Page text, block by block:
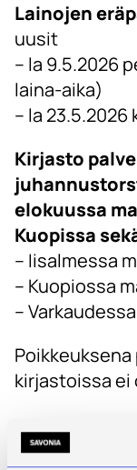
Lainojen
uusit
– la 9.5.2026
laina-aika)
– la
Kirjasto
elokuussa
Kuopissa
– Iisalmessa
– Kuopiossa
–
Poikkeuksena
kirjastoissa ei
Kirjastotilat
Microkadun